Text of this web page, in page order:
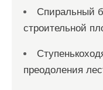
Спиральный
строительной
преодоления